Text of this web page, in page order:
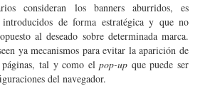
consideran los banners aburridos, es
de forma estratégica y que no
al deseado sobre determinada marca.
ya mecanismos para evitar la aparición de
páginas, tal y como elpop-up que puede ser
del navegador.